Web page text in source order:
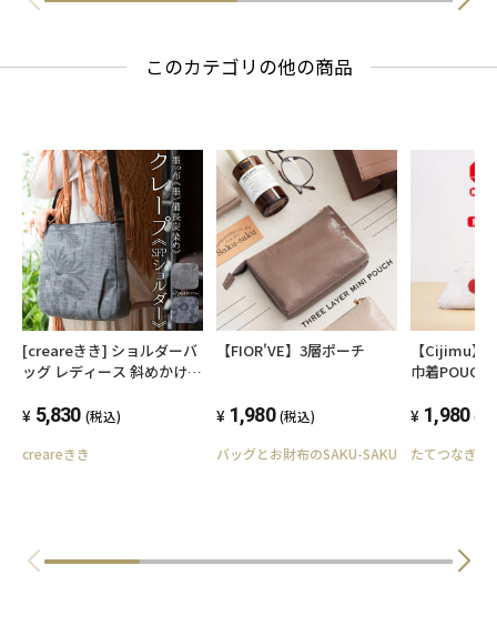
このカテゴリの他の商品
[creareきき] ショルダーバ
ッグ レディース 斜めかけ
染め 京帆布 クレープ お母
12 (華更紗)
5,830 (税込)
creareきき
【FIOR'VE】3層ポーチ
1,980 (税込)
バッグとお財布のSAKU-SAKU
【Cijimu】
巾着POUCH
1,980 (税
たてつなぎ